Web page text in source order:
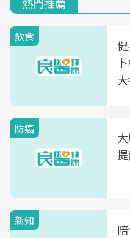
飲食
防癌
新知